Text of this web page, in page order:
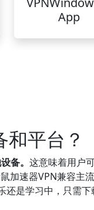
App
平台？
备。 这意味着用户
加速器VPN兼容
是学习中，只需